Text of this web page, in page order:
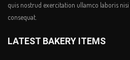
quis nostrud exercitation ullamco laboris
consequat.
LATEST BAKERY ITEMS